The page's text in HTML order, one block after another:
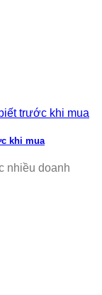
khi mua
nhiều doanh